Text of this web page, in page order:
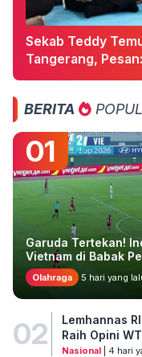
Sekab Teddy
Tangerang,
BERITA
01
Garuda Tertekan!
Vietnam di Babak
Olahraga 5 hari yang
02
Lemhannas
Raih Opini
Nasional| 4 hari